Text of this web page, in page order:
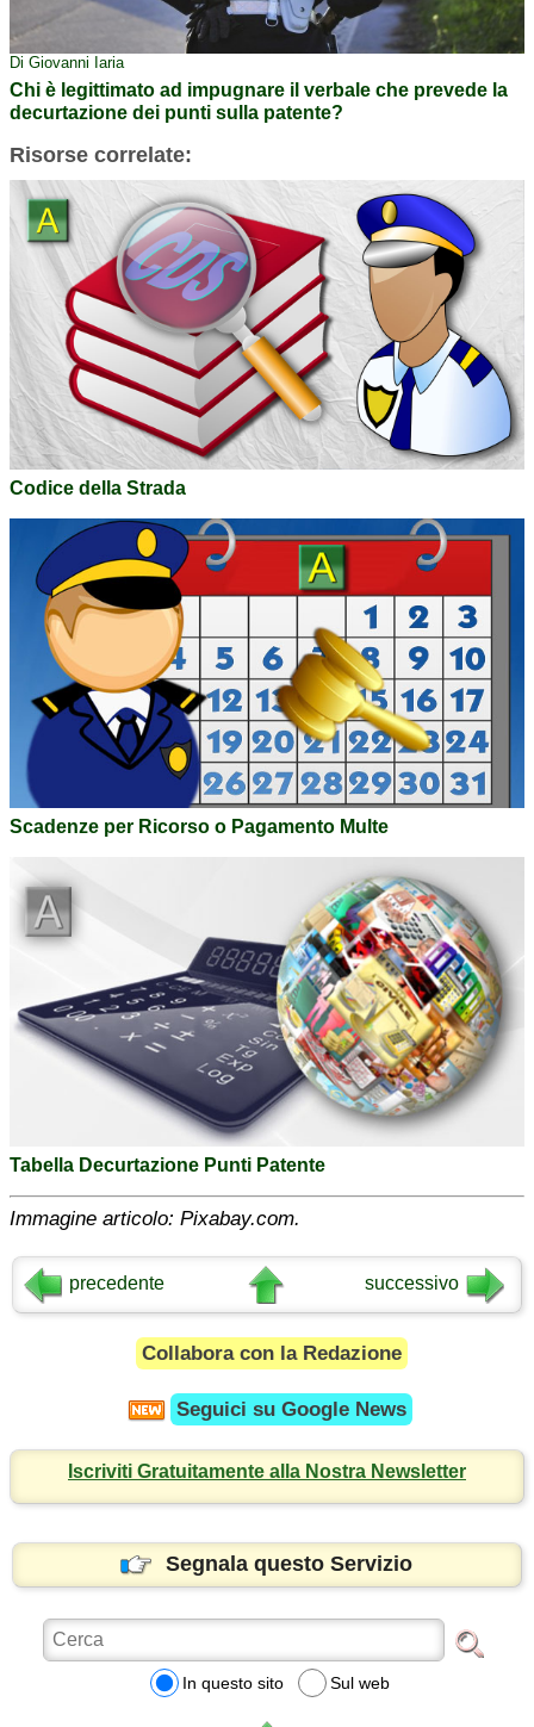
Di Giovanni Iaria
Chi è legittimato ad impugnare il verbale che prevede la
decurtazione dei punti sulla patente?
Risorse correlate:
Codice della Strada
Scadenze per Ricorso o Pagamento Multe
Tabella Decurtazione Punti Patente
Immagine articolo: Pixabay.com.
precedente successivo
Collabora con la Redazione
Seguici su Google News
Iscriviti Gratuitamente alla Nostra Newsletter
Segnala questo Servizio
In questo sito Sul web